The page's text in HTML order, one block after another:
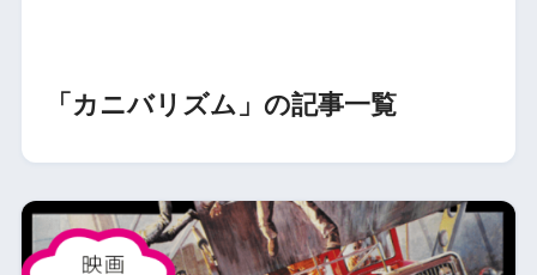
「カニバリズム」の記事一覧